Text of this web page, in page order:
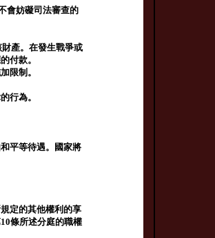
會妨礙司法審查的
產。在發生戰爭或
付款。
限制。
行為。
平等待遇。國家將
定的其他權利的享
條所述分庭的職權